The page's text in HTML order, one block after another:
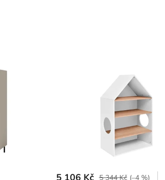
5 106 Kč 5 344 Kč (–4 %)